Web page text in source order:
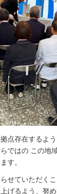
点存在するよ
ではの この地
す。
せていただく
げるよう、努め